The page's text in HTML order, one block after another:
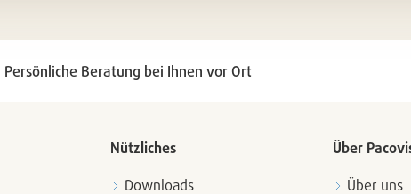
Persönliche Beratung bei Ihnen vor Ort
Nützliches
Downloads
Über
Über uns